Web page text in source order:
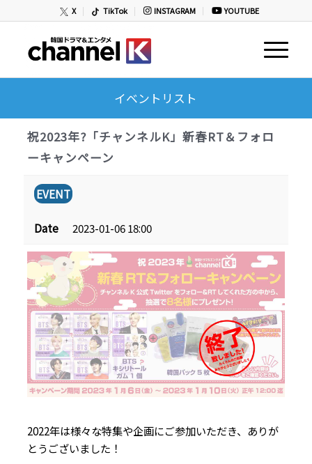
X TikTok INSTAGRAM YOUTUBE
イベントリスト
祝2023年?「チャンネルK」新春RT＆フォロ
ーキャンペーン
EVENT
Date 2023-01-06 18:00
2022年は様々な特集や企画にご参加いただき、ありが
とうございました！